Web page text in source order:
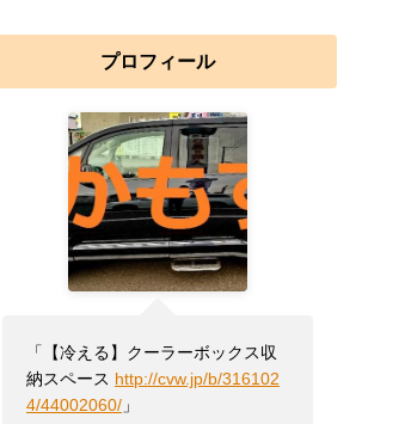
プロフィール
「【冷える】クーラーボックス収
納スペース http://cvw.jp/b/316102
4/44002060/ 」